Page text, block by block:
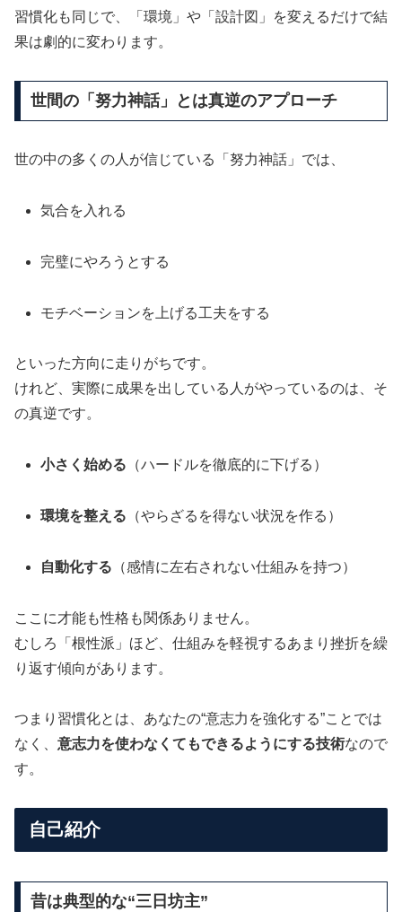
習慣化も同じで、「環境」や「設計図」を変えるだけで結
果は劇的に変わります。
世間の「努力神話」とは真逆のアプローチ
世の中の多くの人が信じている「努力神話」では、
気合を入れる
完璧にやろうとする
モチベーションを上げる工夫をする
といった方向に走りがちです。
けれど、実際に成果を出している人がやっているのは、そ
の真逆です。
小さく始める （ハードルを徹底的に下げる）
環境を整える （やらざるを得ない状況を作る）
自動化する （感情に左右されない仕組みを持つ）
ここに才能も性格も関係ありません。
むしろ「根性派」ほど、仕組みを軽視するあまり挫折を繰
り返す傾向があります。
つまり習慣化とは、あなたの“意志力を強化する”ことでは
なく、 意志力を使わなくてもできるようにする技術なので
す。
自己紹介
昔は典型的な“三日坊主”